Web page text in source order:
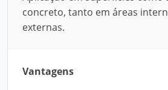
concreto, tanto em áreas
externas.
Vantagens